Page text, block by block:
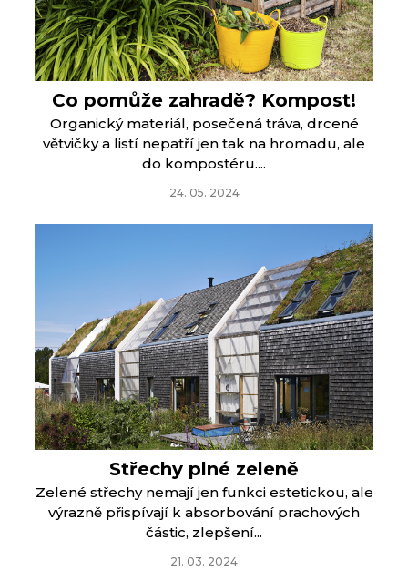
Co pomůže zahradě? Kompost!
Organický materiál, posečená tráva, drcené
větvičky a listí nepatří jen tak na hromadu, ale
do kompostéru....
24. 05. 2024
Střechy plné zeleně
Zelené střechy nemají jen funkci estetickou, ale
výrazně přispívají k absorbování prachových
částic, zlepšení...
21. 03. 2024